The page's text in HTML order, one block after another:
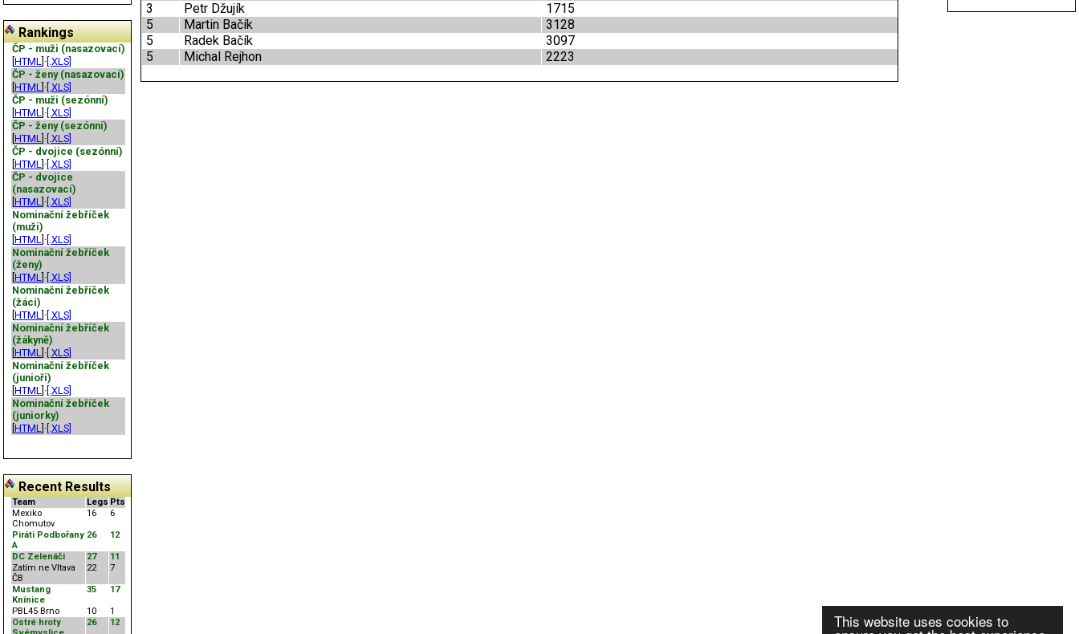
This website uses cookies to
Rankings
ČP - muži (nasazovací)
HTML ]· [.XLS]
ČP - ženy (nasazovací)
HTML ]· [.XLS]
ČP - muži (sezónní)
HTML ]· [.XLS]
ČP - ženy (sezónní)
HTML ]· [.XLS]
ČP - dvojice (sezónní)
HTML ]· [.XLS]
ČP - dvojice
(nasazovací)
HTML ]· [.XLS]
Nominační žebříček
(muži)
HTML ]· [.XLS]
Nominační žebříček
(ženy)
HTML ]· [.XLS]
Nominační žebříček
(žáci)
HTML ]· [.XLS]
Nominační žebříček
(žákyně)
HTML ]· [.XLS]
Nominační žebříček
(junioři)
HTML ]· [.XLS]
Nominační žebříček
(juniorky)
HTML ]· [.XLS]
Recent Results
Team Legs Pts
Mexiko
Chomutov
16 6
Piráti Podbořany
A
26 12
DC Zelenáči 27
11
Zatím ne Vltava
ČB
22 7
Mustang
Knínice
35 17
PBL45 Brno 10
1
Ostré hroty
26 12
3
Petr Džujík
1715
5
Martin Bačík
3128
5
Radek Bačík
3097
5
Michal Rejhon 2223